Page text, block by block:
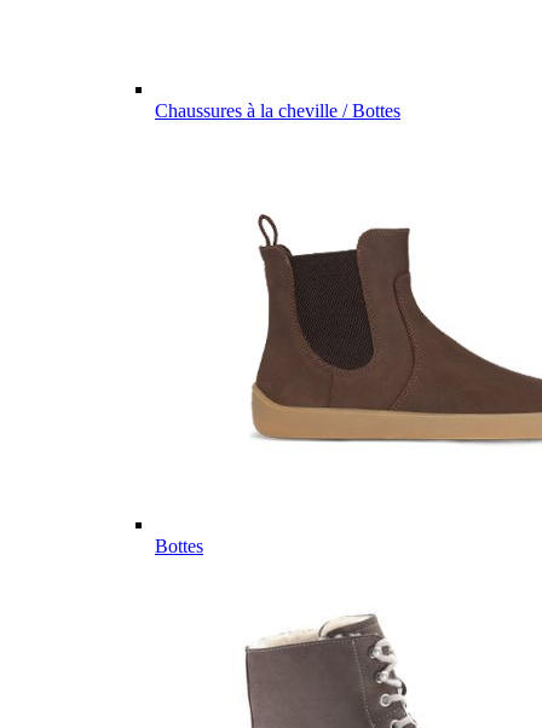
Chaussures à la cheville / Bottes
Bottes